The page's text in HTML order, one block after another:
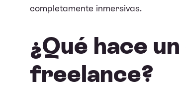
completamente inmersivas.
¿Qué hace
freelance?